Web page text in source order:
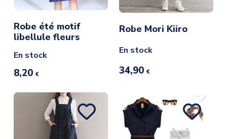
Robe été motif
libellule fleurs
En stock
8,20 €
Robe Mori Kiiro
En stock
34,90 €